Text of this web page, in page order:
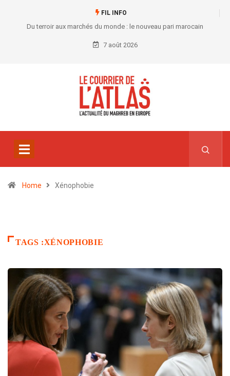
FIL INFO
Du terroir aux marchés du monde : le nouveau pari marocain
7 août 2026
Home Xénophobie
TAGS :XÉNOPHOBIE